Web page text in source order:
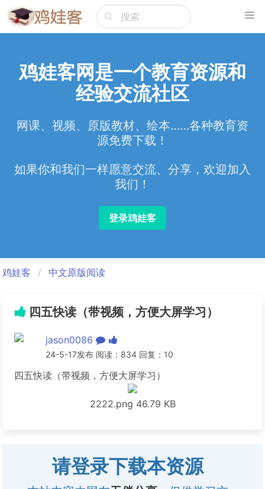
鸡娃客网是一个教育资源和
经验交流社区
网课、视频、原版教材、绘本……各种教育资
源免费下载！
如果你和我们一样愿意交流、分享，欢迎加入
我们！
登录鸡娃客
鸡娃客 中文原版阅读
四五快读（带视频，方便大屏学习）
jason0086
24-5-17发布 阅读：834 回复：10
四五快读（带视频，方便大屏学习）
2222.png 46.79 KB
请登录下载本资源